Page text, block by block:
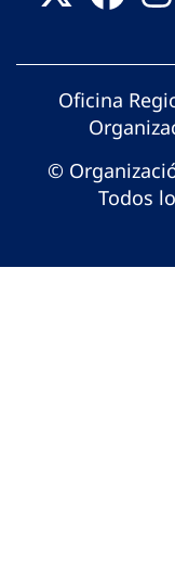
Oficina
©
Todos